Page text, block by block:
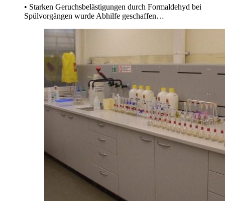
• Starken Geruchsbelästigungen durch Formaldehyd bei
Spülvorgängen wurde Abhilfe geschaffen…